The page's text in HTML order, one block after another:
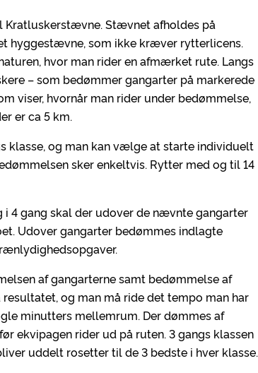
Kratluskerstævne. Stævnet afholdes på
hyggestævne, som ikke kræver rytterlicens.
hvor man rider en afmærket rute. Langs
– som bedømmer gangarter på markerede
viser, hvornår man rider under bedømmelse,
er ca 5 km.
klasse, og man kan vælge at starte individuelt
sker enkeltvis. Rytter med og til 14
4 gang skal der udover de nævnte gangarter
Udover gangarter bedømmes indlagte
af gangarterne samt bedømmelse af
og man må ride det tempo man har
minutters mellemrum. Der dømmes af
ekvipagen rider ud på ruten. 3 gangs klassen
uddelt rosetter til de 3 bedste i hver klasse.